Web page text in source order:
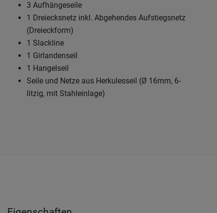
3 Aufhängeseile
1 Dreiecksnetz inkl. Abgehendes Aufstiegsnetz
(Dreieckform)
1 Slackline
1 Girlandenseil
1 Hangelseil
Seile und Netze aus Herkulesseil (Ø 16mm, 6-
litzig, mit Stahleinlage)